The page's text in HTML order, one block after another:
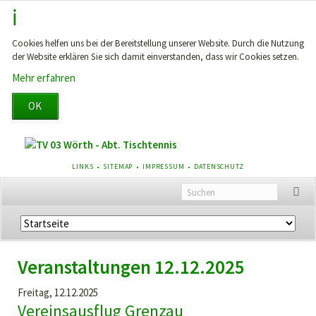
Cookies helfen uns bei der Bereitstellung unserer Website. Durch die Nutzung
der Website erklären Sie sich damit einverstanden, dass wir Cookies setzen.
Mehr erfahren
OK
NAVIGATION
ÜBERSPRINGEN
LINKS SITEMAP IMPRESSUM DATENSCHUTZ
Navigation
überspringen
Veranstaltungen 12.12.2025
Freitag, 12.12.2025
Vereinsausflug Grenzau